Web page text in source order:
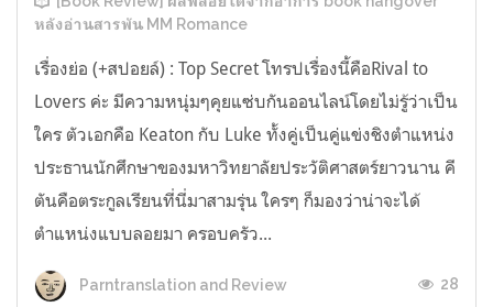
หลังอ่านสารพัน MM Romance
เรื่องย่อ (+สปอยล์) : Top Secret โทรปเรื่องนี้คือRival to
Lovers ค่ะ มีความหนุ่มๆคุยแซ่บกันออนไลน์โดยไม่รู้ว่าเป็น
ใคร ตัวเอกคือ Keaton กับ Luke ทั้งคู่เป็นคู่แข่งชิงตำแหน่ง
ประธานนักศึกษาของมหาวิทยาลัยประวัติศาสตร์ยาวนาน คี
ตันคือตระกูลเรียนที่นี่มาสามรุ่น ใครๆ ก็มองว่าน่าจะได้
ตำแหน่งแบบลอยมา ครอบครัว...
Parntranslation and Review 28